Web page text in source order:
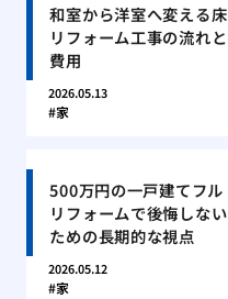
和室から洋室へ変える床
リフォーム工事の流れと
費用
2026.05.13
家
500万円の一戸建てフル
リフォームで後悔しない
ための長期的な視点
2026.05.12
家